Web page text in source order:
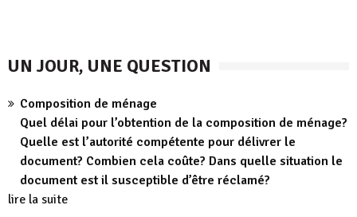
UN JOUR, UNE QUESTION
Composition de ménage
Quel délai pour l’obtention de la composition de ménage?
Quelle est l’autorité compétente pour délivrer le
document? Combien cela coûte? Dans quelle situation le
document est il susceptible d’être réclamé?
lire la suite